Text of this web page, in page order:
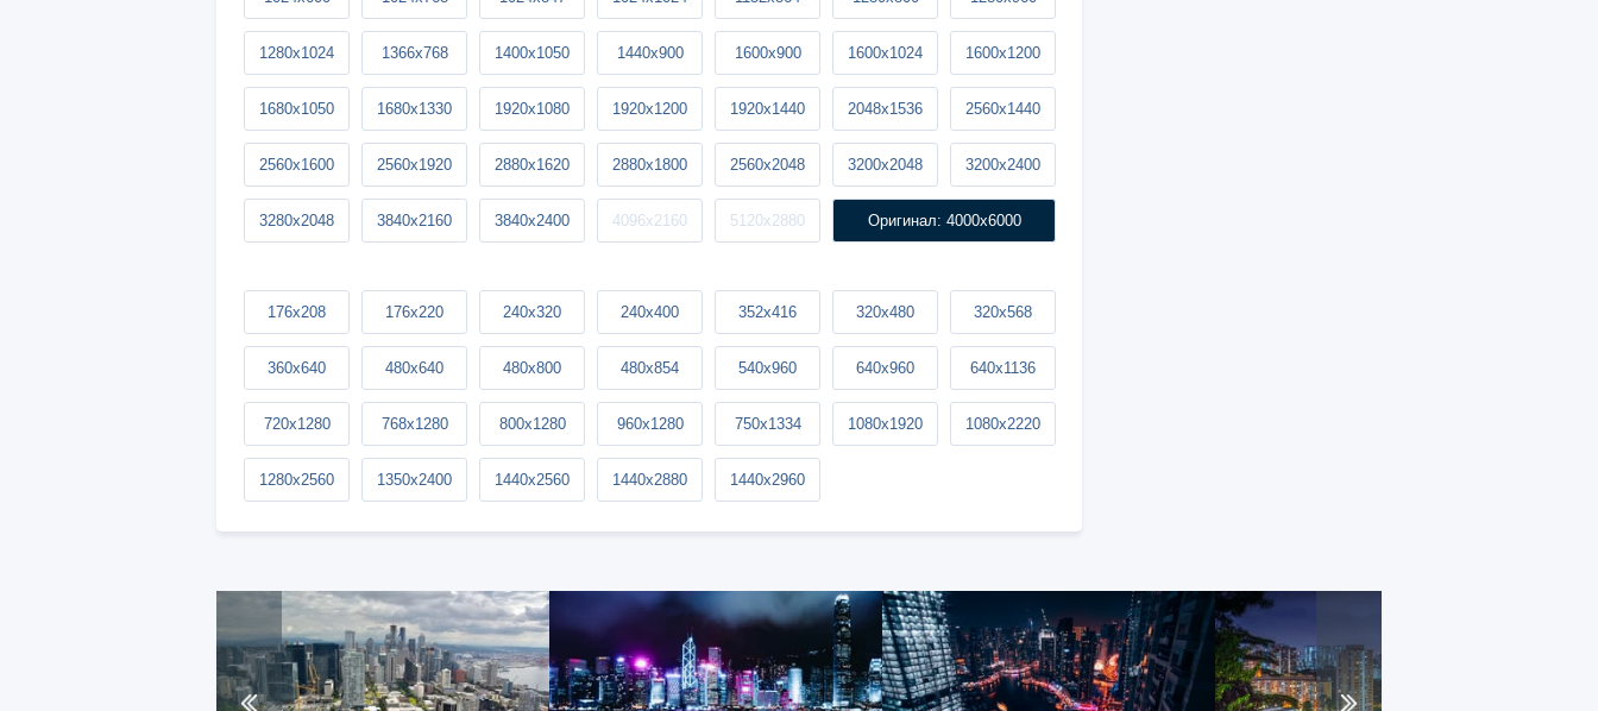
1280x1024 1366x768 1400x1050 1440x900 1600x900 1600x1024 1600x1200
1680x1050 1680x1330 1920x1080 1920x1200 1920x1440 2048x1536 2560x1440
2560x1600 2560x1920 2880x1620 2880x1800 2560x2048 3200x2048 3200x2400
3280x2048 3840x2160 3840x2400 4096x2160 5120x2880 Оригинал: 4000x6000
176x208 176x220 240x320 240x400 352x416 320x480 320x568
360x640 480x640 480x800 480x854 540x960 640x960 640x1136
720x1280 768x1280 800x1280 960x1280 750x1334 1080x1920 1080x2220
1280x2560 1350x2400 1440x2560 1440x2880 1440x2960